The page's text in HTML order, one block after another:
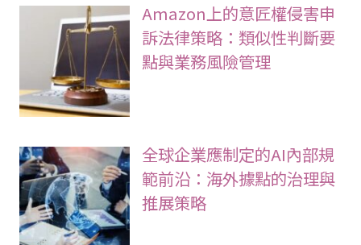
Amazon上的意匠權侵害申
訴法律策略：類似性判斷要
點與業務風險管理
全球企業應制定的AI內部規
範前沿：海外據點的治理與
推展策略